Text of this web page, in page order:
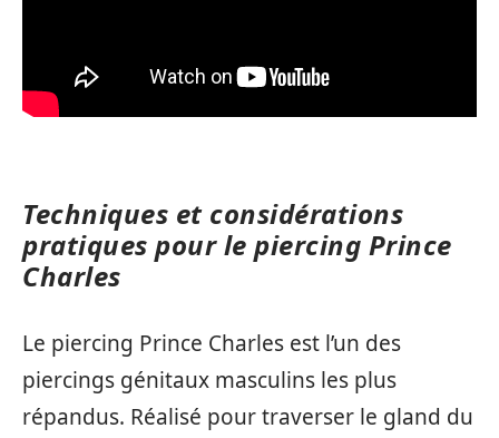
Techniques et considérations
pratiques pour le piercing Prince
Charles
Le piercing Prince Charles est l’un des
piercings génitaux masculins les plus
répandus. Réalisé pour traverser le gland du